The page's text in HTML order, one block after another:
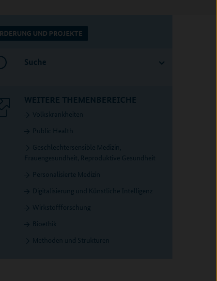
UND PROJEKTE
Suche
WEITERE THEMENBEREICHE
Volkskrankheiten
Public Health
Geschlechtersensible Medizin,
Frauengesundheit, Reproduktive Gesundheit
Personalisierte Medizin
Digitalisierung und Künstliche Intelligenz
Wirkstoffforschung
Bioethik
Methoden und Strukturen